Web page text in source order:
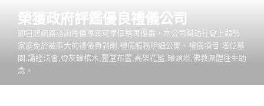
榮獲政府評鑑優良禮儀公司
即日起網路諮詢禮儀專案可享價格再優惠，本公司幫助社會上弱勢
家庭免於被龐大的禮儀費剝削,禮儀服務明細公開。禮儀項目:塔位墓
園,誦經法會,骨灰罐棺木,靈堂布置,高架花籃,罐頭塔,佛教團體往生助
念。